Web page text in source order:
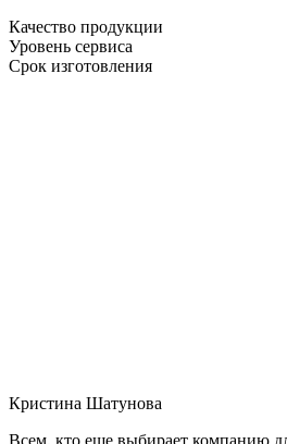
Качество продукции
Уровень сервиса
Срок изготовления
Кристина Шатунова
Всем, кто еще выбирает компанию